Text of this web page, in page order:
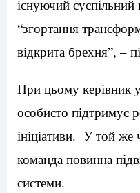
існуючий суспільний
“згортання
відкрита брехня”, –
При цьому керівник
особисто підтримує
ініціативи. У той же
команда повинна
системи.